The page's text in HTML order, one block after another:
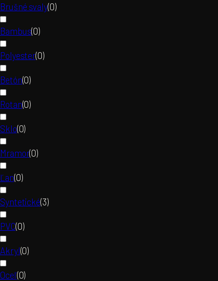
Brušné svaly(0)
Bambus(0)
Polyester(0)
Betón(0)
Rotan(0)
Sklo(0)
Mramor(0)
Ľan(0)
Syntetické(3)
PVC(0)
Akryl(0)
Oceľ(0)